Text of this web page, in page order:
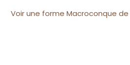
Voir une forme Macroconque de